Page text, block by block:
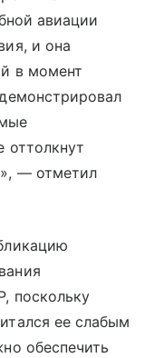
авиации
и она
в момент
оттолкнут
— отметил
поскольку
ее слабым
обеспечить